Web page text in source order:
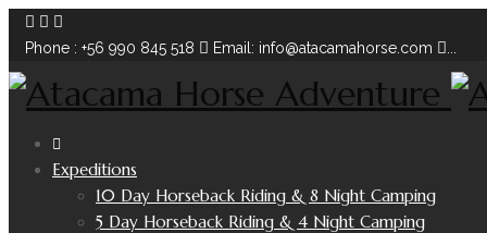
Phone : +56 990 845 518 Email: info@atacamahorse.com
Expeditions
10 Day Horseback Riding & 8 Night Camping
5 Day Horseback Riding & 4 Night Camping